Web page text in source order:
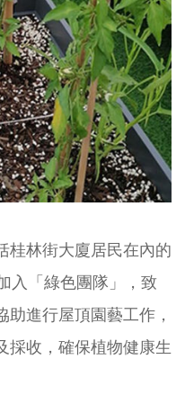
桂林街大廈居民在內的
入「綠色團隊」，致
進行屋頂園藝工作，
採收，確保植物健康生